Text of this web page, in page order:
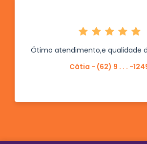
Ótimo atendimento,e qualidade
Cátia - (62) 9 . . . -